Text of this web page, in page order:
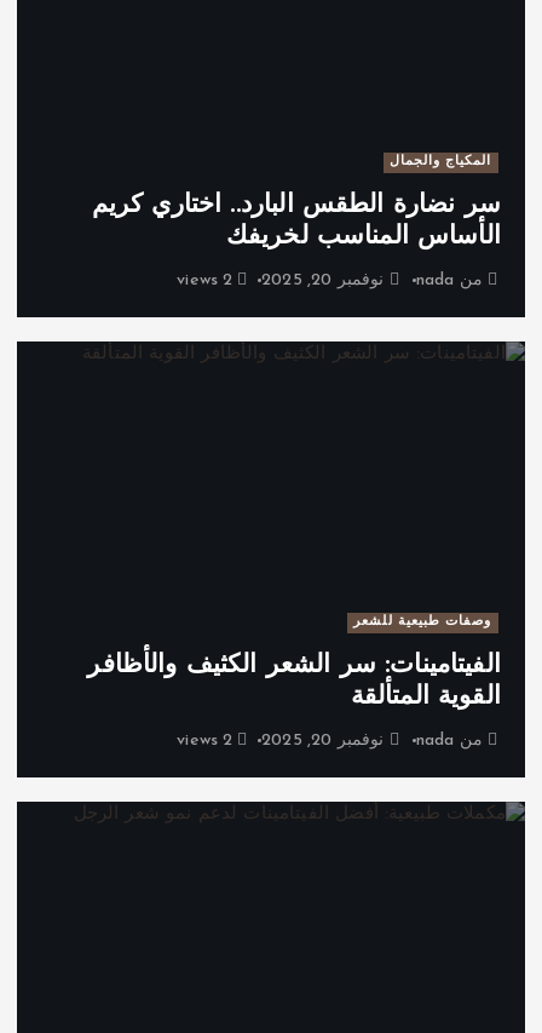
المكياج والجمال
سر نضارة الطقس البارد.. اختاري كريم
الأساس المناسب لخريفك
من nada نوفمبر 20, 2025
وصفات طبيعية للشعر
الفيتامينات: سر الشعر الكثيف والأظافر
القوية المتألقة
من nada نوفمبر 20, 2025